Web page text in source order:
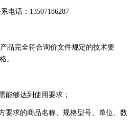
电话：13507186287
品完全符合询价文件规定的技术要
。
能够达到使用要求；
要求的商品名称、规格型号、单位、数